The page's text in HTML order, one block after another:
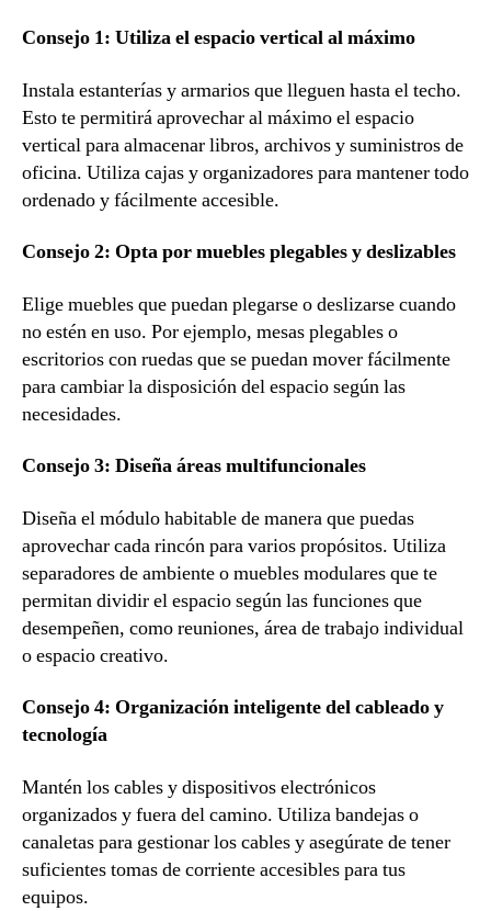
Consejo 1: Utiliza el espacio vertical al máximo
Instala estanterías y armarios que lleguen hasta el techo.
Esto te permitirá aprovechar al máximo el espacio
vertical para almacenar libros, archivos y suministros de
oficina. Utiliza cajas y organizadores para mantener todo
ordenado y fácilmente accesible.
Consejo 2: Opta por muebles plegables y deslizables
Elige muebles que puedan plegarse o deslizarse cuando
no estén en uso. Por ejemplo, mesas plegables o
escritorios con ruedas que se puedan mover fácilmente
para cambiar la disposición del espacio según las
necesidades.
Consejo 3: Diseña áreas multifuncionales
Diseña el módulo habitable de manera que puedas
aprovechar cada rincón para varios propósitos. Utiliza
separadores de ambiente o muebles modulares que te
permitan dividir el espacio según las funciones que
desempeñen, como reuniones, área de trabajo individual
o espacio creativo.
Consejo 4: Organización inteligente del cableado y
tecnología
Mantén los cables y dispositivos electrónicos
organizados y fuera del camino. Utiliza bandejas o
canaletas para gestionar los cables y asegúrate de tener
suficientes tomas de corriente accesibles para tus
equipos.